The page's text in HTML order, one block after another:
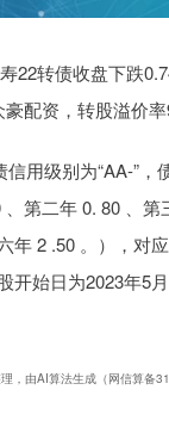
22转债收盘下跌
配资，转股溢价率
用级别为“AA-”，
第二年 0. 80 、第
年 2 .50 。），对
开始日为2023年5
，由AI算法生成（网信算